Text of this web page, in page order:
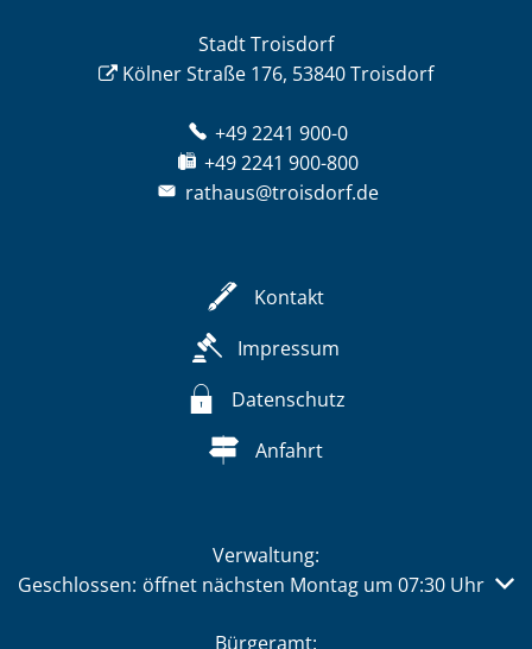
Stadt Troisdorf
Kölner Straße 176, 53840 Troisdorf
+49 2241 900-0
+49 2241 900-800
rathaus@troisdorf.de
Kontakt
Impressum
Datenschutz
Anfahrt
Verwaltung:
Klicken, um weitere Öffnungs- oder Schließzeiten
Geschlossen: öffnet nächsten Montag um 07:30 Uhr
Bürgeramt: